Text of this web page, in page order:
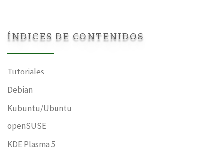
ÍNDICES DE CONTENIDOS
Tutoriales
Debian
Kubuntu/Ubuntu
openSUSE
KDE Plasma 5